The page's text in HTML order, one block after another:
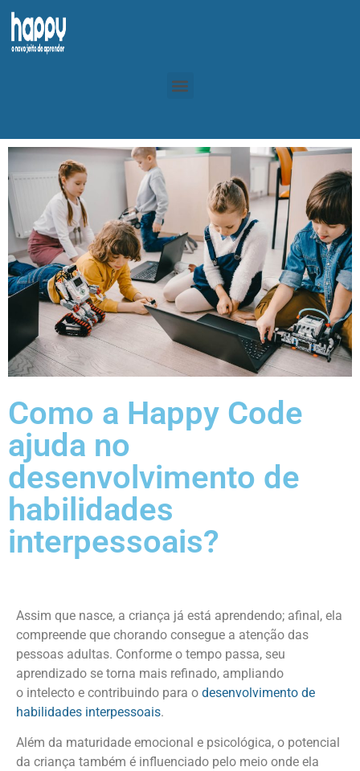
Como a Happy Code
ajuda no
desenvolvimento de
habilidades
interpessoais?
Assim que nasce, a criança já está aprendendo; afinal, ela
compreende que chorando consegue a atenção das
pessoas adultas. Conforme o tempo passa, seu
aprendizado se torna mais refinado, ampliando
o intelecto e contribuindo para o desenvolvimento de
habilidades interpessoais.
Além da maturidade emocional e psicológica, o potencial
da criança também é influenciado pelo meio onde ela